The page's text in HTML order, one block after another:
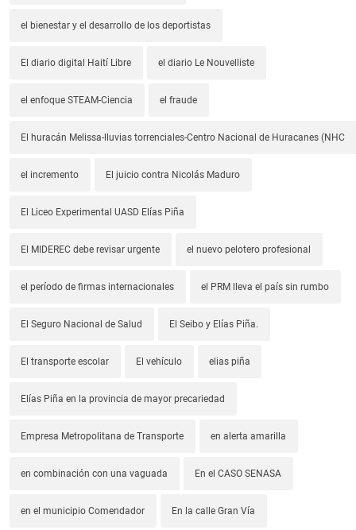
el bienestar y el desarrollo de los deportistas
El diario digital Haití Libre el diario Le Nouvelliste
el enfoque STEAM-Ciencia el fraude
El huracán Melissa-lluvias torrenciales-Centro Nacional de Huracanes (NHC
el incremento El juicio contra Nicolás Maduro
El Liceo Experimental UASD Elías Piña
El MIDEREC debe revisar urgente el nuevo pelotero profesional
el período de firmas internacionales el PRM lleva el país sin rumbo
El Seguro Nacional de Salud El Seibo y Elías Piña.
El transporte escolar El vehículo elias piña
Elías Piña en la provincia de mayor precariedad
Empresa Metropolitana de Transporte en alerta amarilla
en combinación con una vaguada En el CASO SENASA
en el municipio Comendador En la calle Gran Vía